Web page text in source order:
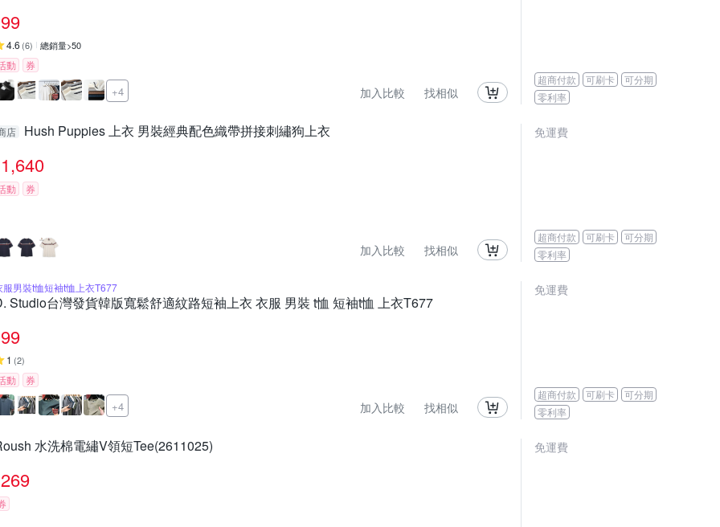
99
4.6 (6) 總銷量>50
動 券
+4 加入比較 找相似
超商付款 可刷卡
可分期
零利率
店 Hush Puppies 上衣 男裝經典配色織帶拼接刺繡狗上衣
1,640
動 券
加入比較 找相似
免運費
超商付款 可刷卡
可分期
零利率
服男裝t恤短袖t恤上衣T677
Studio台灣發貨韓版寬鬆舒適紋路短袖上衣 衣服 男裝 t恤 短袖t恤 上衣T677
99
1 (2)
動 券
+4 加入比較 找相似
免運費
超商付款 可刷卡
可分期
零利率
水洗棉電繡V領短Tee(2611025)
269
免運費